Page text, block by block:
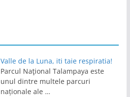
Valle de la Luna, iti taie respiratia!
Parcul Naţional Talampaya este
unul dintre multele parcuri
naționale ale …